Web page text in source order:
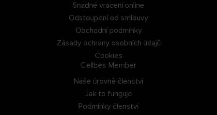
Snadné vrácení online
Odstoupení od smlouvy
Obchodní podmínky
Zásady ochrany osobních údajů
Cookies
Cellbes Member
Naše úrovně členství
Jak to funguje
Podmínky členství